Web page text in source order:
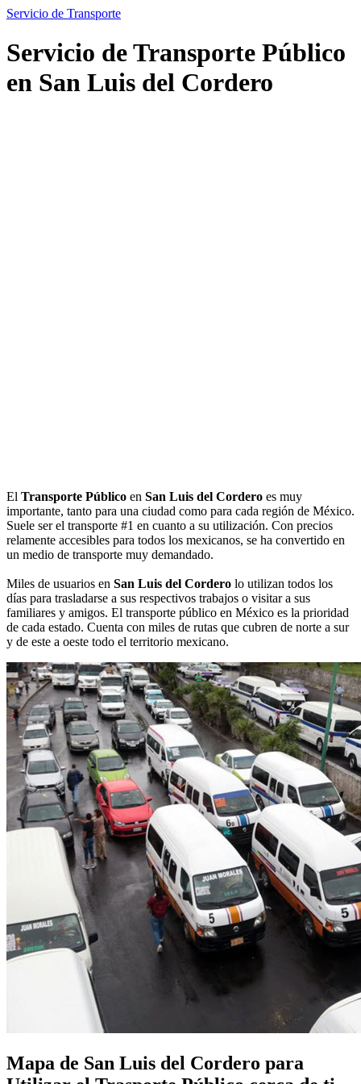
Servicio de Transporte
Servicio de Transporte Público
en San Luis del Cordero
El Transporte Público en San Luis del Cordero es muy
importante, tanto para una ciudad como para cada región de México.
Suele ser el transporte #1 en cuanto a su utilización. Con precios
relamente accesibles para todos los mexicanos, se ha convertido en
un medio de transporte muy demandado.
Miles de usuarios en San Luis del Cordero lo utilizan todos los
días para trasladarse a sus respectivos trabajos o visitar a sus
familiares y amigos. El transporte público en México es la prioridad
de cada estado. Cuenta con miles de rutas que cubren de norte a sur
y de este a oeste todo el territorio mexicano.
Mapa de San Luis del Cordero para